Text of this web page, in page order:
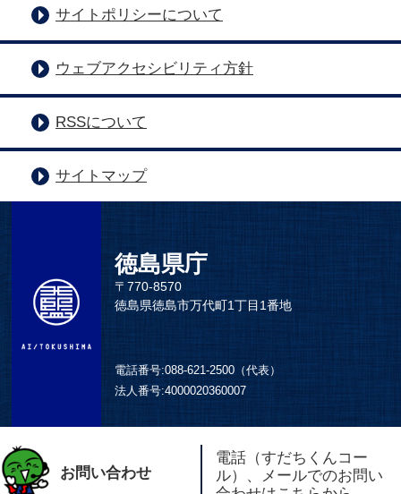
サイトポリシーについて
ウェブアクセシビリティ方針
RSSについて
サイトマップ
徳島県庁
〒770-8570
徳島県徳島市万代町1丁目1番地
電話番号:088-621-2500（代表）
法人番号:4000020360007
お問い合わせ
電話（すだちくんコー
ル）、メールでのお問い